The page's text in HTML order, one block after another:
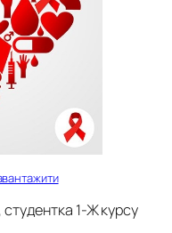
1-Ж курсу